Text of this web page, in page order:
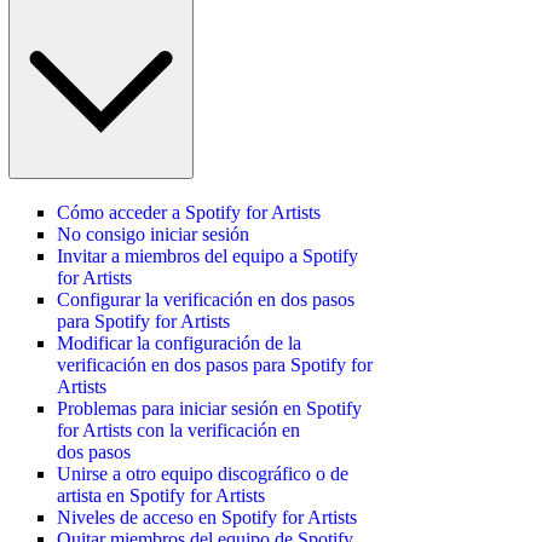
Cómo acceder a Spotify for Artists
No consigo iniciar sesión
Invitar a miembros del equipo a Spotify
for Artists
Configurar la verificación en dos pasos
para Spotify for Artists
Modificar la configuración de la
verificación en dos pasos para Spotify for
Artists
Problemas para iniciar sesión en Spotify
for Artists con la verificación en
dos pasos
Unirse a otro equipo discográfico o de
artista en Spotify for Artists
Niveles de acceso en Spotify for Artists